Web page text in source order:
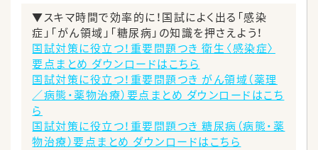
▼スキマ時間で効率的に！国試によく出る「感染
症」「がん領域」「糖尿病」の知識を押さえよう！
国試対策に役立つ！重要問題つき 衛生〈感染症〉
要点まとめ ダウンロードはこちら
国試対策に役立つ！重要問題つき がん領域（薬理
／病態・薬物治療）要点まとめ ダウンロードはこち
ら
国試対策に役立つ！重要問題つき 糖尿病（病態・薬
物治療）要点まとめ ダウンロードはこちら